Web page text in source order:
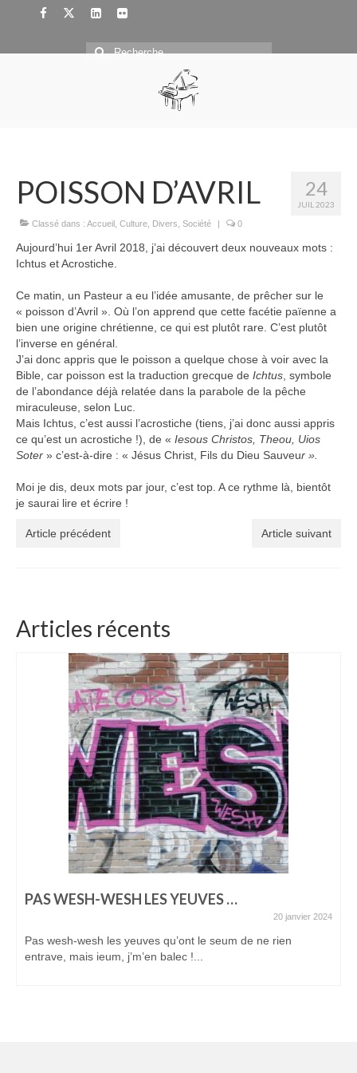
Rechercher
24
JUIL 2023
POISSON D’AVRIL
Classé dans : Accueil Culture Divers Société | 0
Aujourd’hui 1er Avril 2018, j’ai découvert deux nouveaux mots :
Ichtus et Acrostiche.
Ce matin, un Pasteur a eu l’idée amusante, de prêcher sur le
« poisson d’Avril ». Où l’on apprend que cette facétie païenne a
bien une origine chrétienne, ce qui est plutôt rare. C’est plutôt
l’inverse en général.
J’ai donc appris que le poisson a quelque chose à voir avec la
Bible, car poisson est la traduction grecque de Ichtus , symbole
de l’abondance déjà relatée dans la parabole de la pêche
miraculeuse, selon Luc.
Mais Ichtus, c’est aussi l’acrostiche (tiens, j’ai donc aussi appris
ce qu’est un acrostiche !), de « Iesous Christos, Theou, Uios
Soter » c’est-à-dire : « Jésus Christ, Fils du Dieu Sauveur ».
Moi je dis, deux mots par jour, c’est top. A ce rythme là, bientôt
je saurai lire et écrire !
Article précédent Article suivant
Articles récents
PAS WESH-WESH LES YEUVES …
20 janvier 2024
Pas wesh-wesh les yeuves qu’ont le seum de ne rien
entrave, mais ieum, j’m’en balec !...